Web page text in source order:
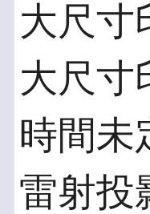
大尺寸
大尺寸
時間未
雷射投